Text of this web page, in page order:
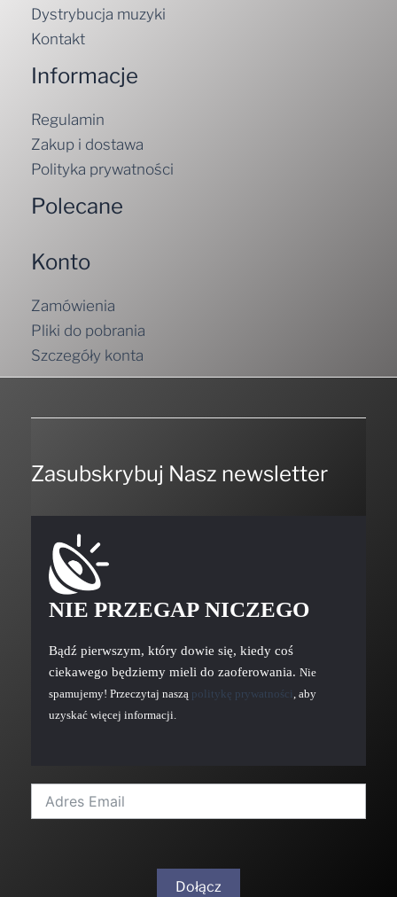
Dystrybucja muzyki
Kontakt
Informacje
Regulamin
Zakup i dostawa
Polityka prywatności
Polecane
Konto
Zamówienia
Pliki do pobrania
Szczegóły konta
Zasubskrybuj Nasz newsletter
NIE PRZEGAP NICZEGO
Bądź pierwszym, który dowie się, kiedy coś
ciekawego będziemy mieli do zaoferowania. Nie
spamujemy! Przeczytaj naszą politykę prywatności , aby
uzyskać więcej informacji.
Dołącz